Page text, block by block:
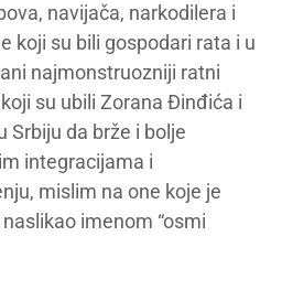
navijača, narkodilera i
koji su bili gospodari rata i u
najmonstruozniji ratni
su ubili Zorana Đinđića i
Srbiju da brže i bolje
integracijama i
mislim na one koje je
imenom “osmi